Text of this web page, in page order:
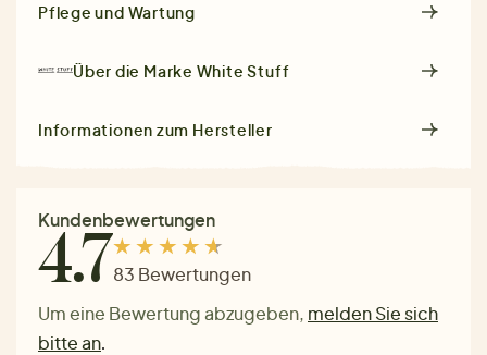
Pflege und Wartung
Über die Marke White Stuff
Informationen zum Hersteller
Kundenbewertungen
4.783 Bewertungen
Um eine Bewertung abzugeben, melden Sie sich
bitte an.